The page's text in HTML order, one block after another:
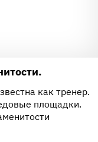
как тренер.
площадки.